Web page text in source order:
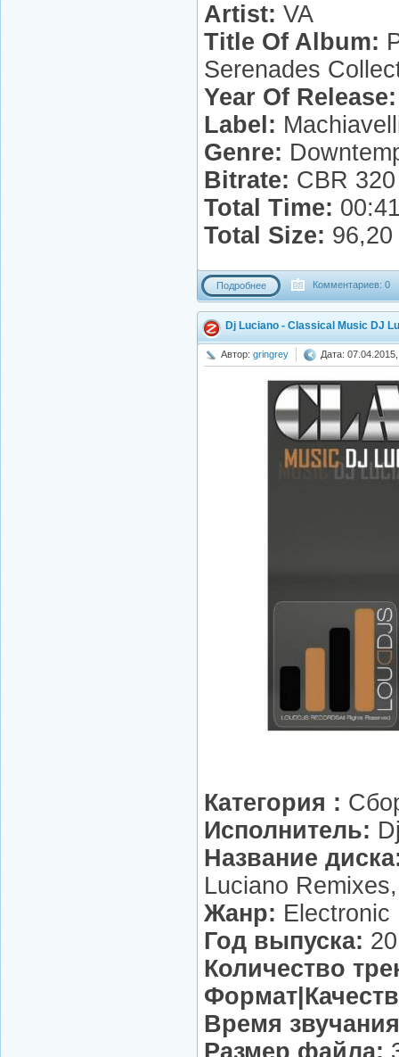
Artist: VA
Title Of Album:
Serenades
Year Of Release:
Label:
Genre:
Bitrate: CBR
Total Time:
Total Size: 96,20
Подробнее Комментариев: 0
Dj Luciano - Classical Music DJ
Автор: gringrey Дата:
Категория :
Исполнитель:
Название
Luciano
Жанр: Electronic
Год выпуска:
Количество
Время
Размер файла: